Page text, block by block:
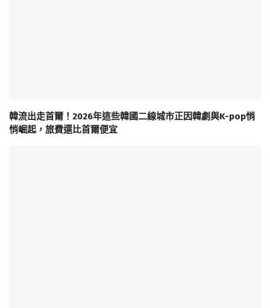
韓流出走首爾！2026年這些韓國二線城市正因韓劇與K-pop悄
悄崛起，旅費還比首爾便宜